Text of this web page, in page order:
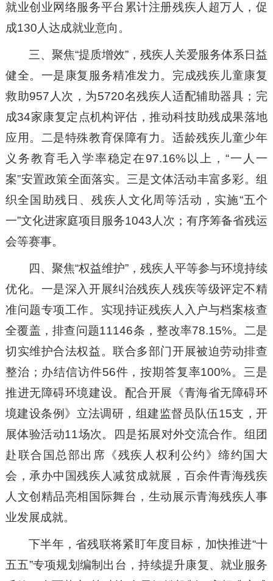
就业创业网络服务平台累计注册残疾人超万人，促
成130人达成就业意向。
三、聚焦“提质增效”，残疾人关爱服务体系日益
健全。一是康复服务精准发力。完成残疾儿童康复
救助957人次，为5720名残疾人适配辅助器具；完
成34家康复定点机构评估，推动科技助残成果落地
应用。二是特殊教育保障有力。适龄残疾儿童少年
义务教育毛入学率稳定在97.16%以上，“一人一
案”安置政策全面落实。三是文体活动丰富多彩。组
织全国助残日、残疾人文化周等活动，实施“五个
一”文化进家庭项目服务1043人次；有序筹备省残运
会等赛事。
四、聚焦“权益维护”，残疾人平等参与环境持续
优化。一是深入开展纠治残疾人残疾等级评定不精
准问题专项工作。实现持证残疾人入户与档案核查
全覆盖，排查问题11146条，整改率78.15%。二是
切实维护合法权益。联合多部门开展被迫劳动排查
整治；办结信访件56件，按期答复率100%。三是
推进无障碍环境建设。配合开展《青海省无障碍环
境建设条例》立法调研，组建监督员队伍15支，开
展体验活动11场次。四是拓展对外交流合作。组团
赴联合国总部出席《残疾人权利公约》缔约国大
会，承办中国残疾人减贫成就展，百余件青海残疾
人文创精品亮相国际舞台，生动展示青海残疾人事
业发展成就。
下半年，省残联将紧盯年度目标，加快推进“十
五五”专项规划编制出台，持续提升康复、就业服务